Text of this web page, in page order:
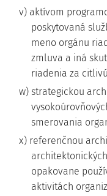
v) aktívom
poskytovaná
meno orgánu
zmluva a iná
riadenia za
w) strategickou
smerovania
x) referenčnou
opakovane
aktivitách